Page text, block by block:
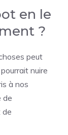
en le
?
peut
nuire
à nos
de
de